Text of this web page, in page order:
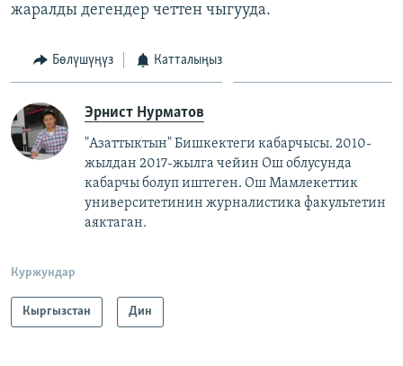
жаралды дегендер четтен чыгууда.
Бөлүшүңүз Катталыңыз
Эрнист Нурматов
"Азаттыктын" Бишкектеги кабарчысы. 2010-
жылдан 2017-жылга чейин Ош облусунда
кабарчы болуп иштеген. Ош Мамлекеттик
университетинин журналистика факультетин
аяктаган.
Куржундар
Кыргызстан Дин